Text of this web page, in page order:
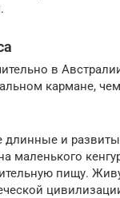
в
кармане,
длинные и
маленького
пищу.